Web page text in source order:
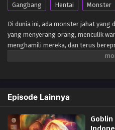
Gangbang
Hentai Monster
Di dunia ini, ada monster jahat
yang menyerang orang, menculik
menghamili mereka, dan terus
adalah seorang peziarah yang taat,
mengerikan dari kematian. Para
keras mereka menyentuh kulit Anvil
yang tidak dia inginkan. Lalu mereka
Episode Lainnya